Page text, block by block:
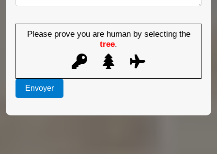
Please prove you are human by selecting the
tree.